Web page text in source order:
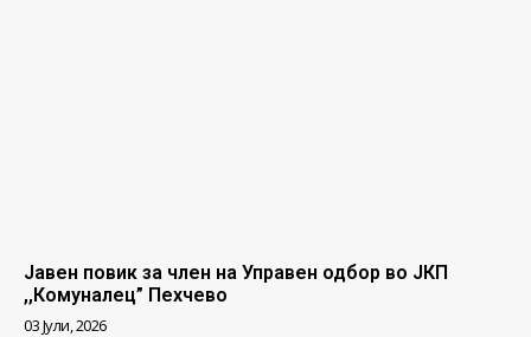
Јавен повик за член на Управен одбор во ЈКП
,,Комуналец” Пехчево
03 Јули, 2026